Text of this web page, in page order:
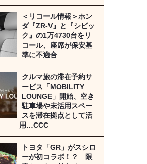
＜リコール情報＞ホン
ダ『ZR-V』と『シビッ
ク』の1万4730台をリ
コール、座席が保安基
準に不適合
クルマ旅の滞在予約サ
ービス「MOBILITY
LOUNGE」開始、空き
駐車場や未活用スペー
スを滞在拠点として活
用…CCC
トヨタ「GR」がスシロ
ーが初コラボ！？ 限